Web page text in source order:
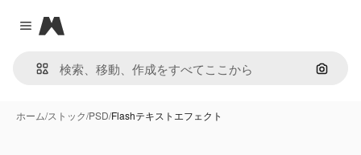
Close menu
Magnific
画像で
ホーム/ストック/PSD/Flashテキストエフェクト